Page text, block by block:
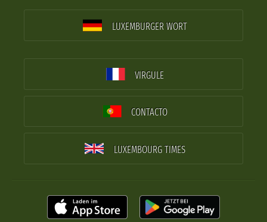
LUXEMBURGER WORT
VIRGULE
CONTACTO
LUXEMBOURG TIMES